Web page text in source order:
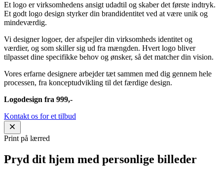
Et logo er virksomhedens ansigt udadtil og skaber det første indtryk.
Et godt logo design styrker din brandidentitet ved at være unik og
mindeværdig.
Vi designer logoer, der afspejler din virksomheds identitet og
værdier, og som skiller sig ud fra mængden. Hvert logo bliver
tilpasset dine specifikke behov og ønsker, så det matcher din vision.
Vores erfarne designere arbejder tæt sammen med dig gennem hele
processen, fra konceptudvikling til det færdige design.
Logodesign fra 999,-
Kontakt os for et tilbud
Print på lærred
Pryd dit hjem med personlige billeder